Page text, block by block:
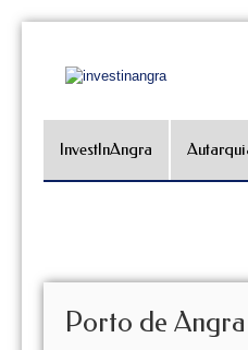
InvestInAngra
Porto de